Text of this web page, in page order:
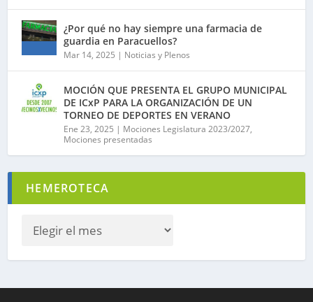
¿Por qué no hay siempre una farmacia de
guardia en Paracuellos?
Mar 14, 2025 | Noticias y Plenos
MOCIÓN QUE PRESENTA EL GRUPO MUNICIPAL
DE ICxP PARA LA ORGANIZACIÓN DE UN
TORNEO DE DEPORTES EN VERANO
Ene 23, 2025 | Mociones Legislatura 2023/2027,
Mociones presentadas
HEMEROTECA